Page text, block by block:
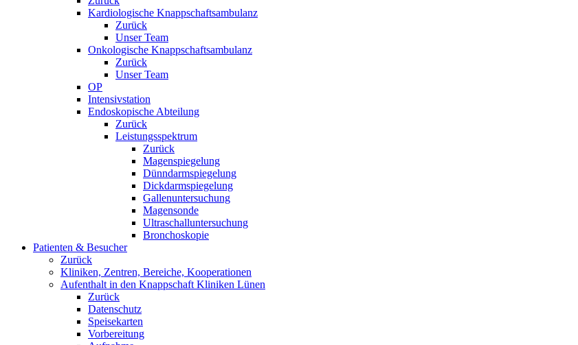
Kardiologische Knappschaftsambulanz
Zurück
Unser Team
Onkologische Knappschaftsambulanz
Zurück
Unser Team
OP
Intensivstation
Endoskopische Abteilung
Zurück
Leistungsspektrum
Zurück
Magenspiegelung
Dünndarmspiegelung
Dickdarmspiegelung
Gallenuntersuchung
Magensonde
Ultraschalluntersuchung
Bronchoskopie
Patienten & Besucher
Zurück
Kliniken, Zentren, Bereiche, Kooperationen
Aufenthalt in den Knappschaft Kliniken Lünen
Zurück
Datenschutz
Speisekarten
Vorbereitung